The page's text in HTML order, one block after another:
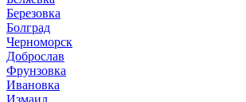
Березовка
Болград
Черноморск
Доброслав
Фрунзовка
Ивановка
Измаил